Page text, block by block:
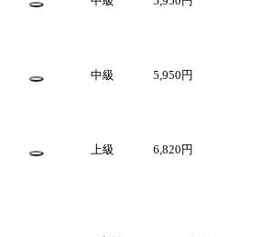
中級 5,950円
上級 6,820円